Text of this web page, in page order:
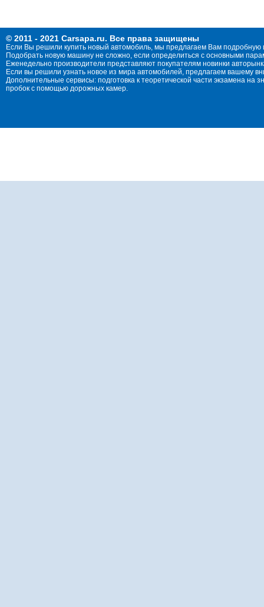
© 2011 - 2021 Carsapa.ru. Все права защищены
Если Вы решили купить новый автомобиль, мы предлагаем Вам
Подобрать новую машину не сложно, если определиться с основными
Еженедельно производители представляют покупателям новинки
Если вы решили узнать новое из мира автомобилей, предлагаем вашему
Дополнительные сервисы: подготовка к теоретической части экзамена
пробок с помощью дорожных камер.